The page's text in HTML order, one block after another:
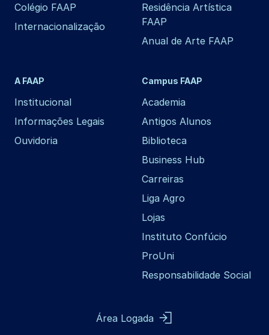
Colégio FAAP
Internacionalização
Residência Artística
FAAP
Anual de Arte FAAP
A FAAP
Institucional
Informações Legais
Ouvidoria
Campus FAAP
Academia
Antigos Alunos
Biblioteca
Business Hub
Carreiras
Liga Agro
Lojas
Instituto Confúcio
ProUni
Responsabilidade Social
Área Logada